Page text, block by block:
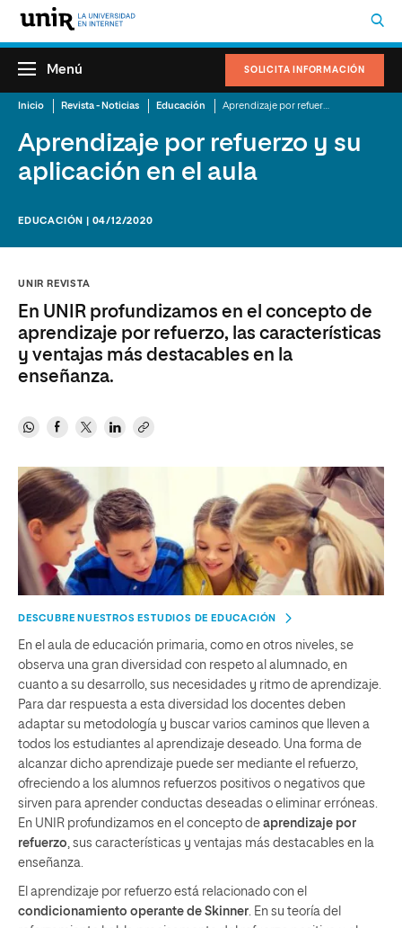
SOLICITA INFORMACIÓN
Menú
Inicio Revista - Noticias Educación
Aprendizaje por refuerzo y su
aplicación en el aula
EDUCACIÓN | 04/12/2020
UNIR REVISTA
En UNIR profundizamos en el concepto de
aprendizaje por refuerzo, las características
y ventajas más destacables en la
enseñanza.
DESCUBRE NUESTROS ESTUDIOS DE EDUCACIÓN
En el aula de educación primaria, como en otros niveles, se
observa una gran diversidad con respeto al alumnado, en
cuanto a su desarrollo, sus necesidades y ritmo de aprendizaje.
Para dar respuesta a esta diversidad los docentes deben
adaptar su metodología y buscar varios caminos que lleven a
todos los estudiantes al aprendizaje deseado. Una forma de
alcanzar dicho aprendizaje puede ser mediante el refuerzo,
ofreciendo a los alumnos refuerzos positivos o negativos que
sirven para aprender conductas deseadas o eliminar erróneas.
En UNIR profundizamos en el concepto de aprendizaje por
refuerzo , sus características y ventajas más destacables en la
enseñanza.
El aprendizaje por refuerzo está relacionado con el
condicionamiento operante de Skinner . En su teoría del